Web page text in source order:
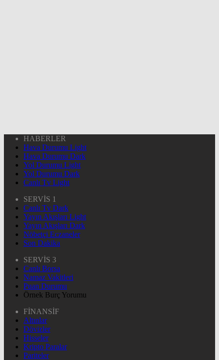
HABERLER
Hava Durumu Light
Hava Durumu Dark
Yol Durumu Light
Yol Durumu Dark
Canlı Tv Light
SERVİS 1
Canlı Tv Dark
Yayın Akışları Light
Yayın Akışları Dark
Nöbetçi Eczaneler
Son Dakika
SERVİS 3
Canlı Borsa
Namaz Vakitleri
Puan Durumu
Örnek Burç Yorumu
FİNANSİF
Altınlar
Dövizler
Hisseler
Kripto Paralar
Pariteler